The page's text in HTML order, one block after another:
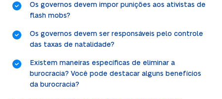
Os governos devem impor punições aos ativistas de
flash mobs?
Os governos devem ser responsáveis pelo controle
das taxas de natalidade?
Existem maneiras específicas de eliminar a
burocracia? Você pode destacar alguns benefícios
da burocracia?